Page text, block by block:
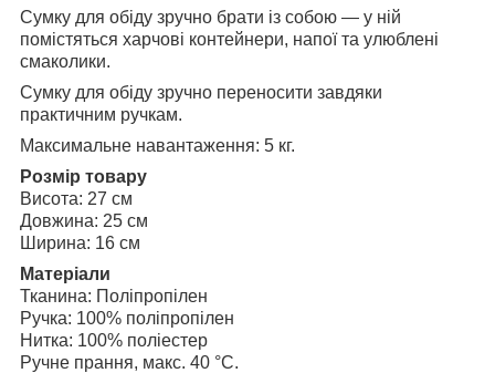
Сумку для обіду зручно брати із собою — у ній
помістяться харчові контейнери, напої та улюблені
смаколики.
Сумку для обіду зручно переносити завдяки
практичним ручкам.
Максимальне навантаження: 5 кг.
Розмір товару
Висота: 27 см
Довжина: 25 см
Ширина: 16 см
Матеріали
Тканина: Поліпропілен
Ручка: 100% поліпропілен
Нитка: 100% поліестер
Ручне прання, макс. 40 °C.